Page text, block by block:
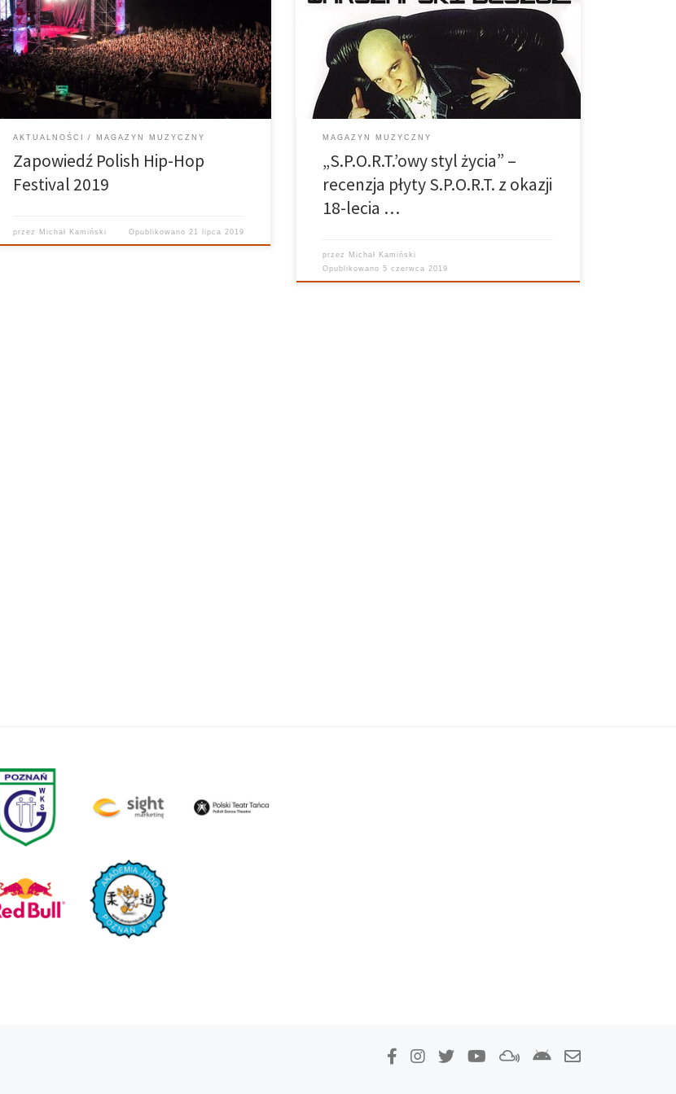
Festival. Już za niespełna 2 tygodnie, od 1-3 sierpnia,
nadwiślańska plaża w Płocku zapełni się słuchaczami
hip-hopu z całej Polski. Czego możemy się
spodziewać po tegorocznej edycji PLHHF? Dokładnie
pamiętam jak w […]
AKTUALNOŚCI MAGAZYN MUZYCZNY
Zapowiedź Polish Hip-Hop
Festival 2019
przez Michał Kamiński Opublikowano 21 lipca 2019
moja nowa płyta, S.P.O.R.T. człowieku, płyta solo,
wiesz?” Tymi słowami w 2001 roku Tede rozpoczynał
swoją solową płytę. Dziś album ten, przez wielu
uważany za jedno z najlepszych i pionierskich […]
MAGAZYN MUZYCZNY
„S.P.O.R.T.’owy styl życia” –
recenzja płyty S.P.O.R.T. z okazji
18-lecia …
przez Michał Kamiński
Opublikowano5 czerwca 2019